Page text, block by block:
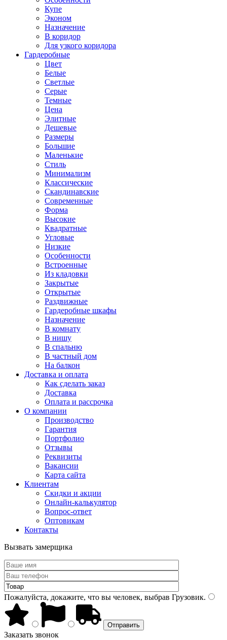
Купе
Эконом
Назначение
В коридор
Для узкого коридора
Гардеробные
Цвет
Белые
Светлые
Серые
Темные
Цена
Элитные
Дешевые
Размеры
Большие
Маленькие
Стиль
Минимализм
Классические
Скандинавские
Современные
Форма
Высокие
Квадратные
Угловые
Низкие
Особенности
Встроенные
Из кладовки
Закрытые
Открытые
Раздвижные
Гардеробные шкафы
Назначение
В комнату
В нишу
В спальню
В частный дом
На балкон
Доставка и оплата
Как сделать заказ
Доставка
Оплата и рассрочка
О компании
Производство
Гарантия
Портфолио
Отзывы
Реквизиты
Вакансии
Карта сайта
Клиентам
Скидки и акции
Онлайн-калькулятор
Вопрос-ответ
Оптовикам
Контакты
Вызвать замерщика
Пожалуйста, докажите, что вы человек, выбрав Грузовик.
Заказать звонок